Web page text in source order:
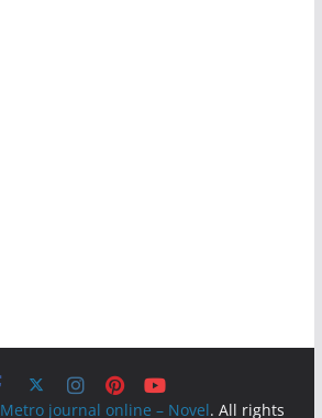
Metro journal online – Novel. All rights